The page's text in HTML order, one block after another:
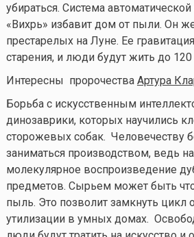
убираться. Система
«Вихрь» избавит дом от пыли. Он
престарелых на Луне. Ее
старения, и люди будут жить до 120
Интересны пророчества Артура
Борьба с искусственным
динозаврики, которых научились
сторожевых собак. Человечеству
заниматься производством, ведь
молекулярное воспроизведение
предметов. Сырьем может быть
пыль. Это позволит замкнуть цикл
утилизации в умных домах.